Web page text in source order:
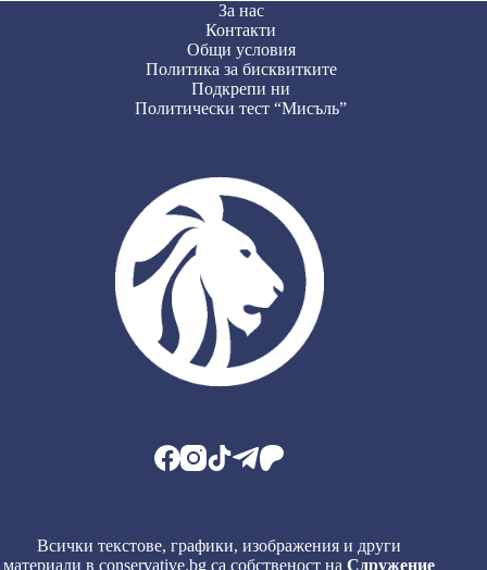
За нас
Контакти
Общи условия
Политика за бисквитките
Подкрепи ни
Политически тест “Мисъль”
Всички текстове, графики, изображения и други
материали в conservative.bg са собственост наСдружение